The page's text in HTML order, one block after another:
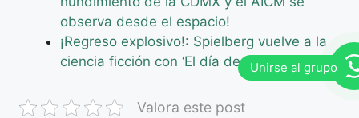
observa desde el espacio!
¡Regreso explosivo!: Spielberg vuelve a la
ciencia ficción con ‘El día de la revelación’
Valora este post